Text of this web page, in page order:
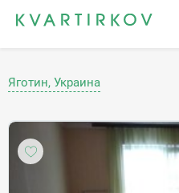
Яготин, Украина